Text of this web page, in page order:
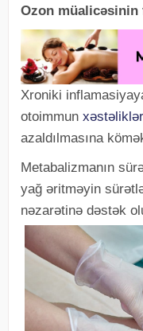
Ozon müalicəsinin
Xroniki
otoimmun
azaldılmasına
Metabalizmanın
yağ əritməyin
nəzarətinə dəstək